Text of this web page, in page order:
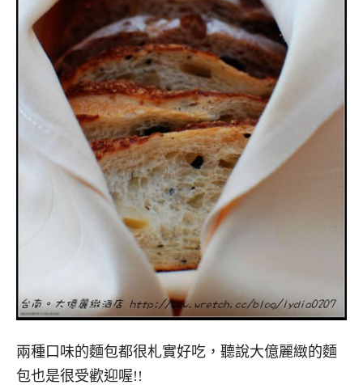
兩種口味的麵包都很札實好吃，聽說大億麗緻的麵
包也是很受歡迎喔!!